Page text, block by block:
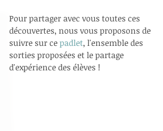
Pour partager avec vous toutes ces
découvertes, nous vous proposons de
suivre sur ce padlet, l'ensemble des
sorties proposées et le partage
d'expérience des élèves !